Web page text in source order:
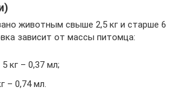
животным свыше 2,5 кг и старше 6
зависит от массы питомца:
кг – 0,37 мл;
– 0,74 мл.